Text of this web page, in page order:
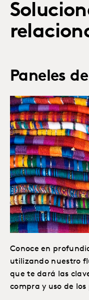
Paneles
Conoce en
utilizando nuestro
que te dará las
compra y uso de